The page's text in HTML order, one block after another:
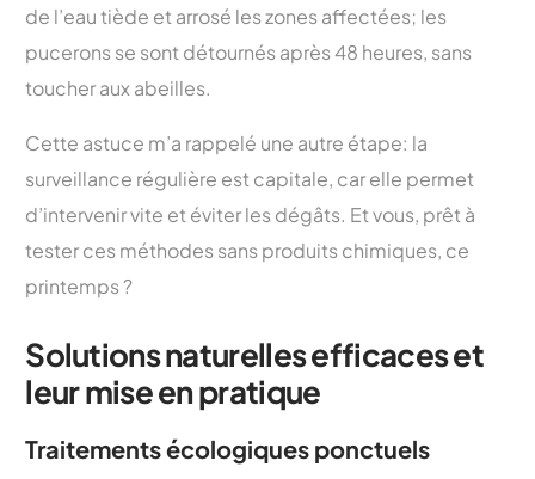
de l’eau tiède et arrosé les zones affectées; les
pucerons se sont détournés après 48 heures, sans
toucher aux abeilles.
Cette astuce m’a rappelé une autre étape: la
surveillance régulière est capitale, car elle permet
d’intervenir vite et éviter les dégâts. Et vous, prêt à
tester ces méthodes sans produits chimiques, ce
printemps ?
Solutions naturelles efficaces et
leur mise en pratique
Traitements écologiques ponctuels